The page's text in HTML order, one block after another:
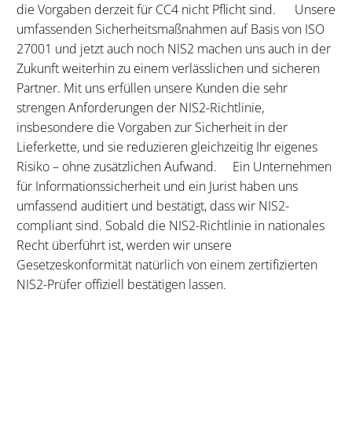
die Vorgaben derzeit für CC4 nicht Pflicht sind. Unsere
umfassenden Sicherheitsmaßnahmen auf Basis von ISO
27001 und jetzt auch noch NIS2 machen uns auch in der
Zukunft weiterhin zu einem verlässlichen und sicheren
Partner. Mit uns erfüllen unsere Kunden die sehr
strengen Anforderungen der NIS2-Richtlinie,
insbesondere die Vorgaben zur Sicherheit in der
Lieferkette, und sie reduzieren gleichzeitig Ihr eigenes
Risiko – ohne zusätzlichen Aufwand. Ein Unternehmen
für Informationssicherheit und ein Jurist haben uns
umfassend auditiert und bestätigt, dass wir NIS2-
compliant sind. Sobald die NIS2-Richtlinie in nationales
Recht überführt ist, werden wir unsere
Gesetzeskonformität natürlich von einem zertifizierten
NIS2-Prüfer offiziell bestätigen lassen.